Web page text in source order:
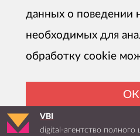
VBI
digital-агентство полного
данных о поведении
необходимых для
обработку cookie
ОК